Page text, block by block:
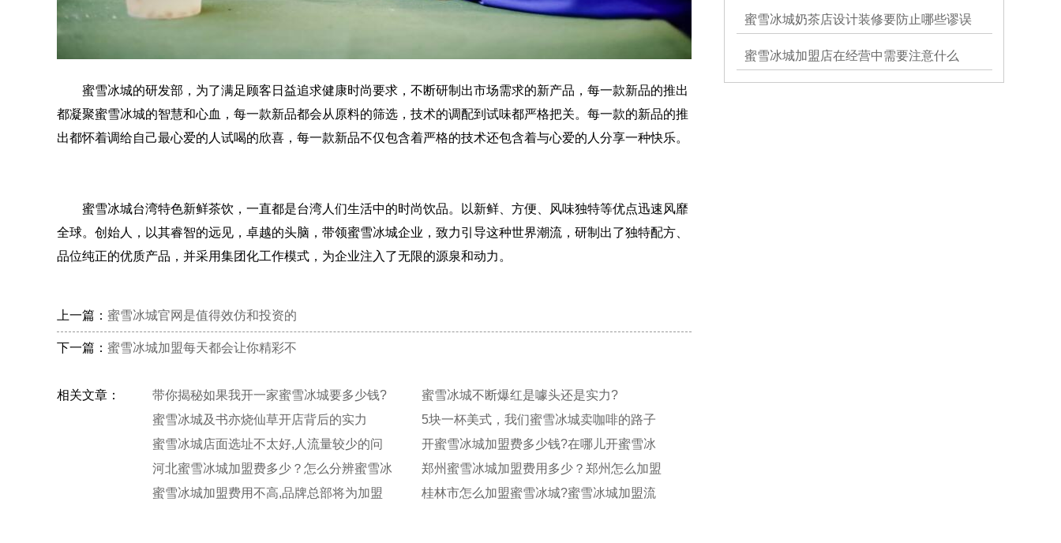
蜜雪冰城奶茶店设计装修要防止哪些谬误
蜜雪冰城加盟店在经营中需要注意什么
蜜雪冰城的研发部，为了满足顾客日益追求健康时尚要求，不断研制出市场需求的新产品，每一款新品的推出
都凝聚蜜雪冰城的智慧和心血，每一款新品都会从原料的筛选，技术的调配到试味都严格把关。每一款的新品的推
出都怀着调给自己最心爱的人试喝的欣喜，每一款新品不仅包含着严格的技术还包含着与心爱的人分享一种快乐。
蜜雪冰城台湾特色新鲜茶饮，一直都是台湾人们生活中的时尚饮品。以新鲜、方便、风味独特等优点迅速风靡
全球。创始人，以其睿智的远见，卓越的头脑，带领蜜雪冰城企业，致力引导这种世界潮流，研制出了独特配方、
品位纯正的优质产品，并采用集团化工作模式，为企业注入了无限的源泉和动力。
上一篇： 蜜雪冰城官网是值得效仿和投资的
下一篇： 蜜雪冰城加盟每天都会让你精彩不
相关文章： 带你揭秘如果我开一家蜜雪冰城要多少钱?
蜜雪冰城不断爆红是噱头还是实力?
蜜雪冰城及书亦烧仙草开店背后的实力
5块一杯美式，我们蜜雪冰城卖咖啡的路子
有
蜜雪冰城店面选址不太好,人流量较少的问
题
开蜜雪冰城加盟费多少钱?在哪儿开蜜雪冰
城
河北蜜雪冰城加盟费多少？怎么分辨蜜雪冰
城
郑州蜜雪冰城加盟费用多少？郑州怎么加盟
蜜
蜜雪冰城加盟费用不高,品牌总部将为加盟
桂林市怎么加盟蜜雪冰城?蜜雪冰城加盟流